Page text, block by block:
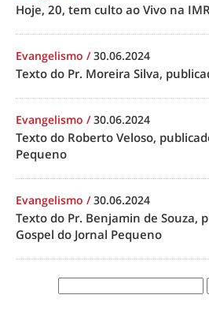
Hoje, 20, tem culto ao Vivo na
Evangelismo /30.06.2024
Texto do Pr. Moreira Silva,
Evangelismo /30.06.2024
Texto do Roberto Veloso,
Pequeno
Evangelismo /30.06.2024
Texto do Pr. Benjamin de Souza,
Gospel do Jornal Pequeno